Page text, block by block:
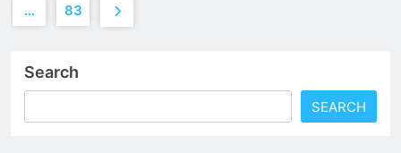
… 83
Search
SEARCH